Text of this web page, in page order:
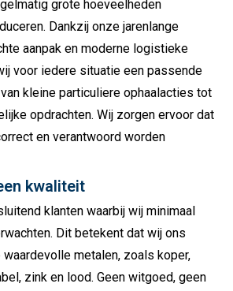
grote hoeveelheden
Dankzij onze jarenlange
aanpak en moderne logistieke
voor iedere situatie een passende
kleine particuliere ophaalacties tot
opdrachten. Wij zorgen ervoor dat
en verantwoord worden
kwaliteit
klanten waarbij wij minimaal
Dit betekent dat wij ons
metalen, zoals koper,
zink en lood. Geen witgoed, geen